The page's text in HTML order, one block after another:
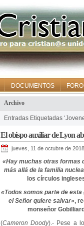
DOCUMENTOS FORO
Archivo
Entradas Etiquetadas
El obispo auxiliar de Lyon
jueves, 11 de octubre de 2018
«Hay muchas otras formas
más allá de la familia
los círculos
«Todos somos parte de esta
el Señor quiere salvar»,
monseñor Gobilliard
(Cameron Doody).- Pese a